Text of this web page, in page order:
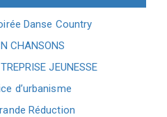
Danse Country
CHANSONS
JEUNESSE
d’urbanisme
Réduction